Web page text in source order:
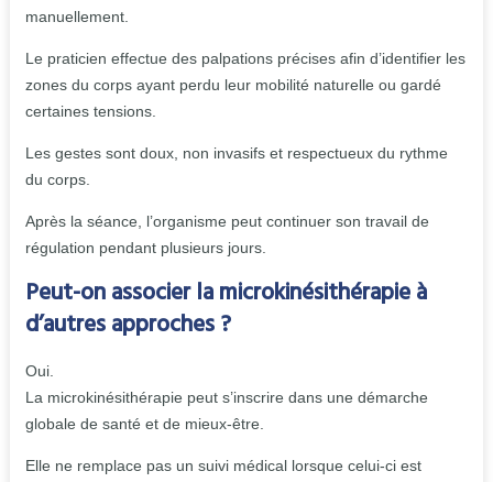
manuellement.
Le praticien effectue des palpations précises afin d’identifier les
zones du corps ayant perdu leur mobilité naturelle ou gardé
certaines tensions.
Les gestes sont doux, non invasifs et respectueux du rythme
du corps.
Après la séance, l’organisme peut continuer son travail de
régulation pendant plusieurs jours.
Peut-on associer la microkinésithérapie à
d’autres approches ?
Oui.
La microkinésithérapie peut s’inscrire dans une démarche
globale de santé et de mieux-être.
Elle ne remplace pas un suivi médical lorsque celui-ci est